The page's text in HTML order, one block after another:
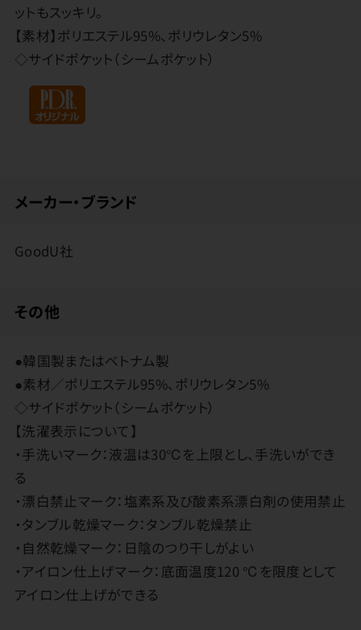
ットもスッキリ。
【素材】ポリエステル95%、ポリウレタン5%
◇サイドポケット（シームポケット）
メーカー・ブランド
GoodU社
その他
●韓国製またはベトナム製
●素材／ポリエステル95%、ポリウレタン5%
◇サイドポケット（シームポケット）
【洗濯表示について】
・手洗いマーク：液温は30℃を上限とし、手洗いができ
る
・漂白禁止マーク：塩素系及び酸素系漂白剤の使用禁止
・タンブル乾燥マーク：タンブル乾燥禁止
・自然乾燥マーク：日陰のつり干しがよい
・アイロン仕上げマーク：底面温度120 ℃を限度として
アイロン仕上げができる